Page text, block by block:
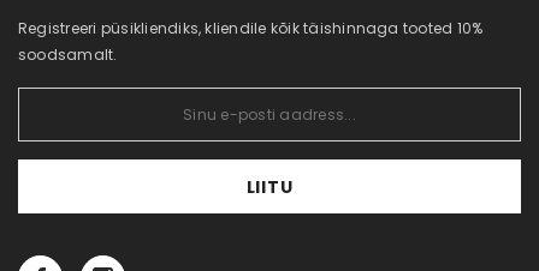
Püsiklient
Küpsisepoliitika
Tellitud tooted
Registreeri püsikliendiks, kliendile kõik täishinnaga tooted 10%
soodsamalt.
LIITU